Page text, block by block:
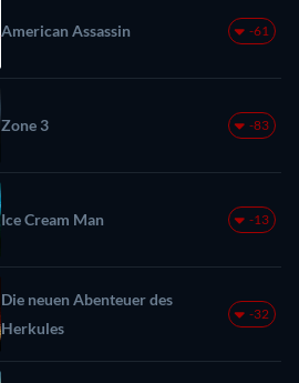
American Assassin -61
Zone 3 -83
Ice Cream Man -13
Die neuen Abenteuer des
Herkules
-32